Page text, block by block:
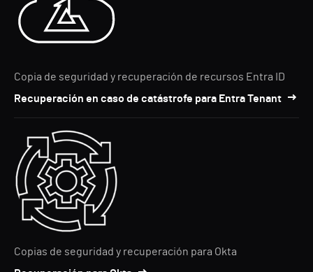
Copia de seguridad y recuperación de recursos Entra ID
Recuperación en caso de catástrofe para Entra Tenant
Copias de seguridad y recuperación para Okta